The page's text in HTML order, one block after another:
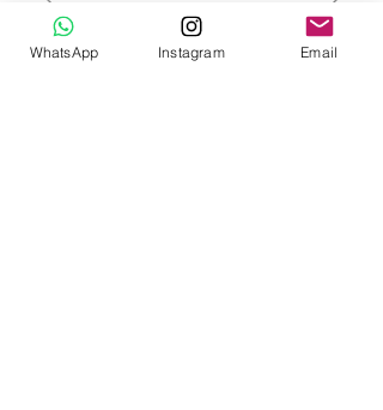
WhatsApp Instagram Email